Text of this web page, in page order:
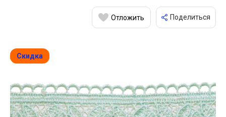
Отложить Поделиться
Скидка